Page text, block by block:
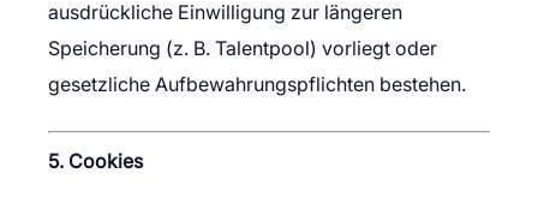
ausdrückliche Einwilligung zur längeren
Speicherung (z. B. Talentpool) vorliegt oder
gesetzliche Aufbewahrungspflichten bestehen.
5. Cookies